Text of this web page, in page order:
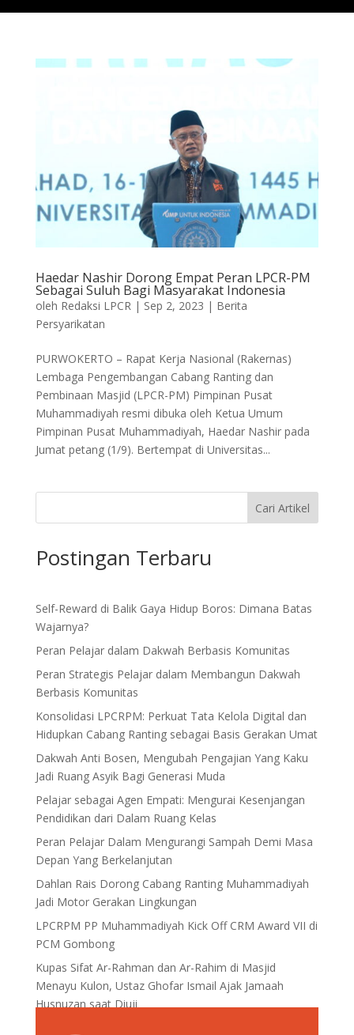
Haedar Nashir Dorong Empat Peran LPCR-PM
Sebagai Suluh Bagi Masyarakat Indonesia
oleh Redaksi LPCR| Sep 2, 2023 | Berita
Persyarikatan
PURWOKERTO – Rapat Kerja Nasional (Rakernas)
Lembaga Pengembangan Cabang Ranting dan
Pembinaan Masjid (LPCR-PM) Pimpinan Pusat
Muhammadiyah resmi dibuka oleh Ketua Umum
Pimpinan Pusat Muhammadiyah, Haedar Nashir pada
Jumat petang (1/9). Bertempat di Universitas...
Cari Artikel
Postingan Terbaru
Self-Reward di Balik Gaya Hidup Boros: Dimana Batas
Wajarnya?
Peran Pelajar dalam Dakwah Berbasis Komunitas
Peran Strategis Pelajar dalam Membangun Dakwah
Berbasis Komunitas
Konsolidasi LPCRPM: Perkuat Tata Kelola Digital dan
Hidupkan Cabang Ranting sebagai Basis Gerakan Umat
Dakwah Anti Bosen, Mengubah Pengajian Yang Kaku
Jadi Ruang Asyik Bagi Generasi Muda
Pelajar sebagai Agen Empati: Mengurai Kesenjangan
Pendidikan dari Dalam Ruang Kelas
Peran Pelajar Dalam Mengurangi Sampah Demi Masa
Depan Yang Berkelanjutan
Dahlan Rais Dorong Cabang Ranting Muhammadiyah
Jadi Motor Gerakan Lingkungan
LPCRPM PP Muhammadiyah Kick Off CRM Award VII di
PCM Gombong
Kupas Sifat Ar-Rahman dan Ar-Rahim di Masjid
Menayu Kulon, Ustaz Ghofar Ismail Ajak Jamaah
Husnuzan saat Diuji